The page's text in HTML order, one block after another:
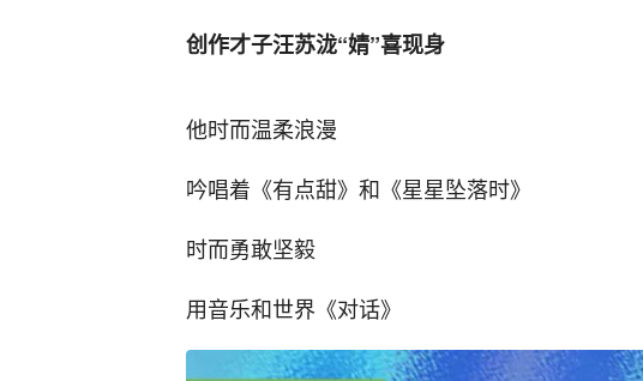
创作才子汪苏泷“婧”喜现身
他时而温柔浪漫
吟唱着《有点甜》和《星星坠落时》
时而勇敢坚毅
用音乐和世界《对话》